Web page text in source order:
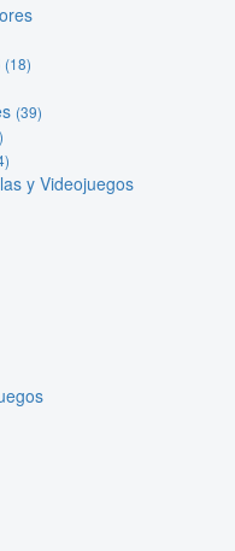
(18)
(39)
y Videojuegos